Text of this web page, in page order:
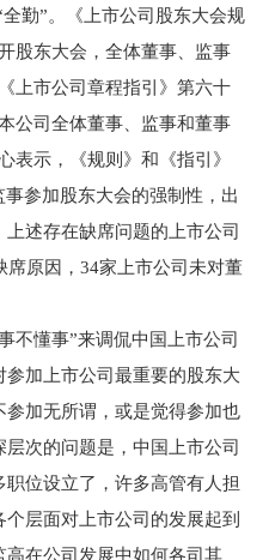
勤”。《上市公司股东大会规
股东大会，全体董事、监事
上市公司章程指引》第六十
公司全体董事、监事和董事
表示，《规则》和《指引》
参加股东大会的强制性，出
述存在缺席问题的上市公司
原因，34家上市公司未对董
懂事”来调侃中国上市公司
加上市公司最重要的股东大
加无所谓，或是觉得参加也
次的问题是，中国上市公司
位设立了，许多高管有人担
层面对上市公司的发展起到
在公司发展中如何各司其